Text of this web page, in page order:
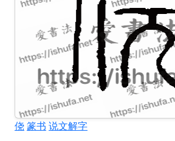
侥篆书 说文解字